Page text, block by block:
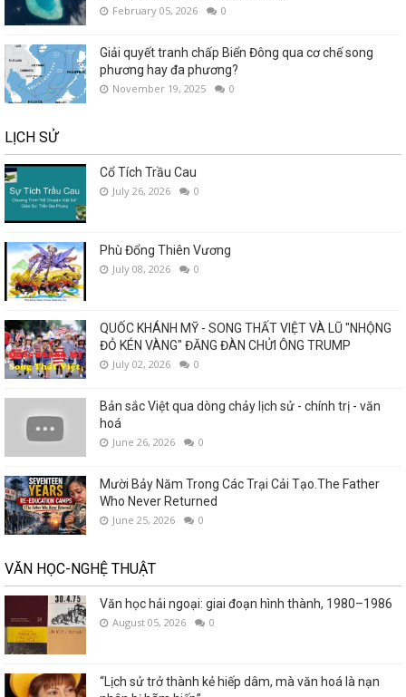
February 05, 2026 0
Giải quyết tranh chấp Biển Đông qua cơ chế song
phương hay đa phương?
November 19, 2025 0
LỊCH SỬ
Cổ Tích Trầu Cau
July 26, 2026 0
Phù Đổng Thiên Vương
July 08, 2026 0
QUỐC KHÁNH MỸ - SONG THẤT VIỆT VÀ LŨ "NHỘNG
ĐỎ KÉN VÀNG" ĐĂNG ĐÀN CHỬI ÔNG TRUMP
July 02, 2026 0
Bản sắc Việt qua dòng chảy lịch sử - chính trị - văn
hoá
June 26, 2026 0
Mười Bảy Năm Trong Các Trại Cải Tạo.The Father
Who Never Returned
June 25, 2026 0
VĂN HỌC-NGHỆ THUẬT
Văn học hải ngoại: giai đoạn hình thành, 1980–1986
August 05, 2026 0
“Lịch sử trở thành kẻ hiếp dâm, mà văn hoá là nạn